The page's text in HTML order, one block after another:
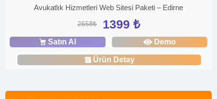
Avukatlık Hizmetleri Web Sitesi Paketi – Edirne
2658₺ 1399 ₺
Satın Al Demo
Ürün Detay